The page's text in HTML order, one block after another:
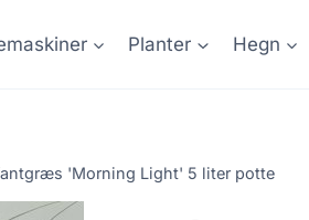
Planter Hegn
'Morning Light' 5 liter potte